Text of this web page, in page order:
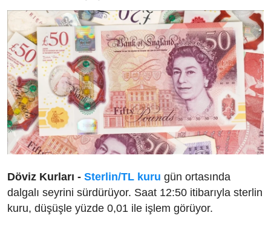
Döviz Kurları - Sterlin/TL kuru gün ortasında
dalgalı seyrini sürdürüyor. Saat 12:50 itibarıyla sterlin
kuru, düşüşle yüzde 0,01 ile işlem görüyor.